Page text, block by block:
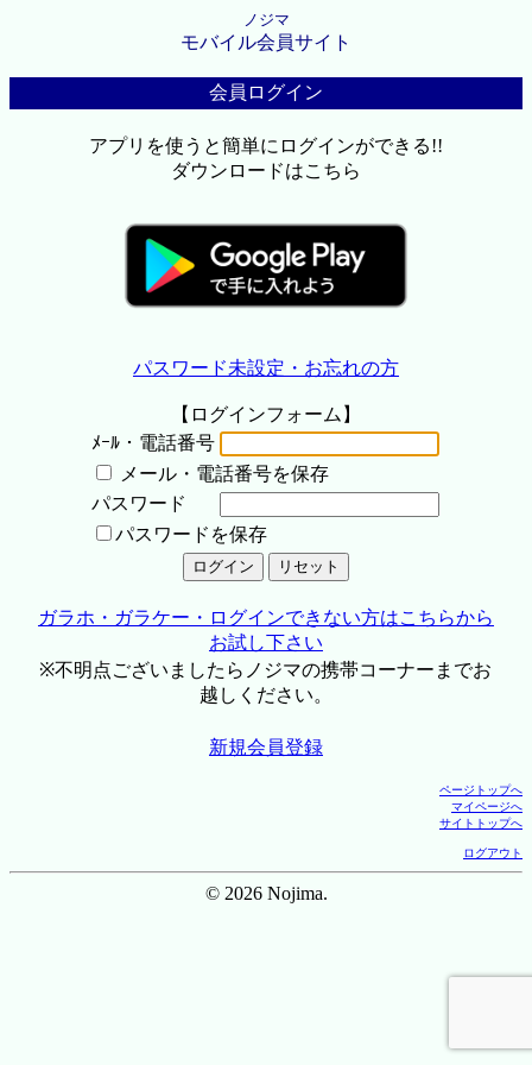
ノジマ
モバイル会員サイト
会員ログイン
アプリを使うと簡単にログインができる!!
ダウンロードはこちら
パスワード未設定・お忘れの方
【ログインフォーム】
ﾒｰﾙ・電話番号
メール・電話番号を保存
パスワード
パスワードを保存
ガラホ・ガラケー・ログインできない方はこちらから
お試し下さい
※不明点ございましたらノジマの携帯コーナーまでお
越しください。
新規会員登録
ページトップへ
マイページへ
サイトトップへ
ログアウト
© 2026 Nojima.